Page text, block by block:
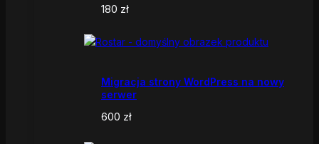
180 zł
Migracja strony WordPress na nowy
serwer
600 zł